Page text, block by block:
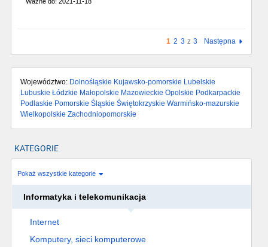
1 2 3 z 3 Następna
Województwo: Dolnośląskie Kujawsko-pomorskie Lubelskie
Lubuskie Łódzkie Małopolskie Mazowieckie Opolskie Podkarpackie
Podlaskie Pomorskie Śląskie Świętokrzyskie Warmińsko-mazurskie
Wielkopolskie Zachodniopomorskie
KATEGORIE
Pokaż wszystkie kategorie
Informatyka i telekomunikacja
Internet
Komputery, sieci komputerowe